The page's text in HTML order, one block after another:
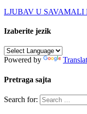
LJUBAV U SAVAMALI
Izaberite jezik
Powered by
Pretraga sajta
Search for: